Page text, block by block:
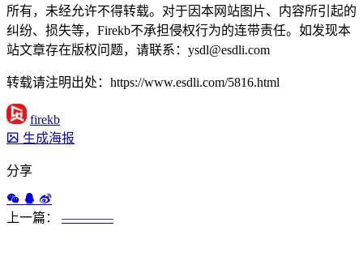
所有，未经允许不得转载。对于因本网站图片、内容所引起的
纠纷、损失等，Firekb不承担侵权行为的连带责任。如发现本
站文章存在版权问题，请联系：ysdl@esdli.com
转载请注明出处：https://www.esdli.com/5816.html
firekb
生成海报
分享
上一篇： ————